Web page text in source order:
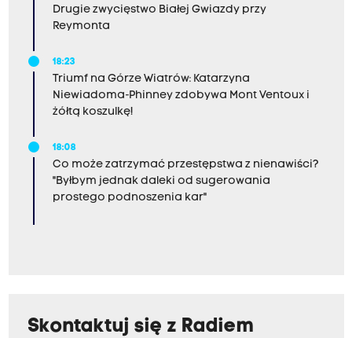
Drugie zwycięstwo Białej Gwiazdy przy
Reymonta
18:23
Triumf na Górze Wiatrów: Katarzyna
Niewiadoma-Phinney zdobywa Mont Ventoux i
żółtą koszulkę!
18:08
Co może zatrzymać przestępstwa z nienawiści?
"Byłbym jednak daleki od sugerowania
prostego podnoszenia kar"
Skontaktuj się z Radiem